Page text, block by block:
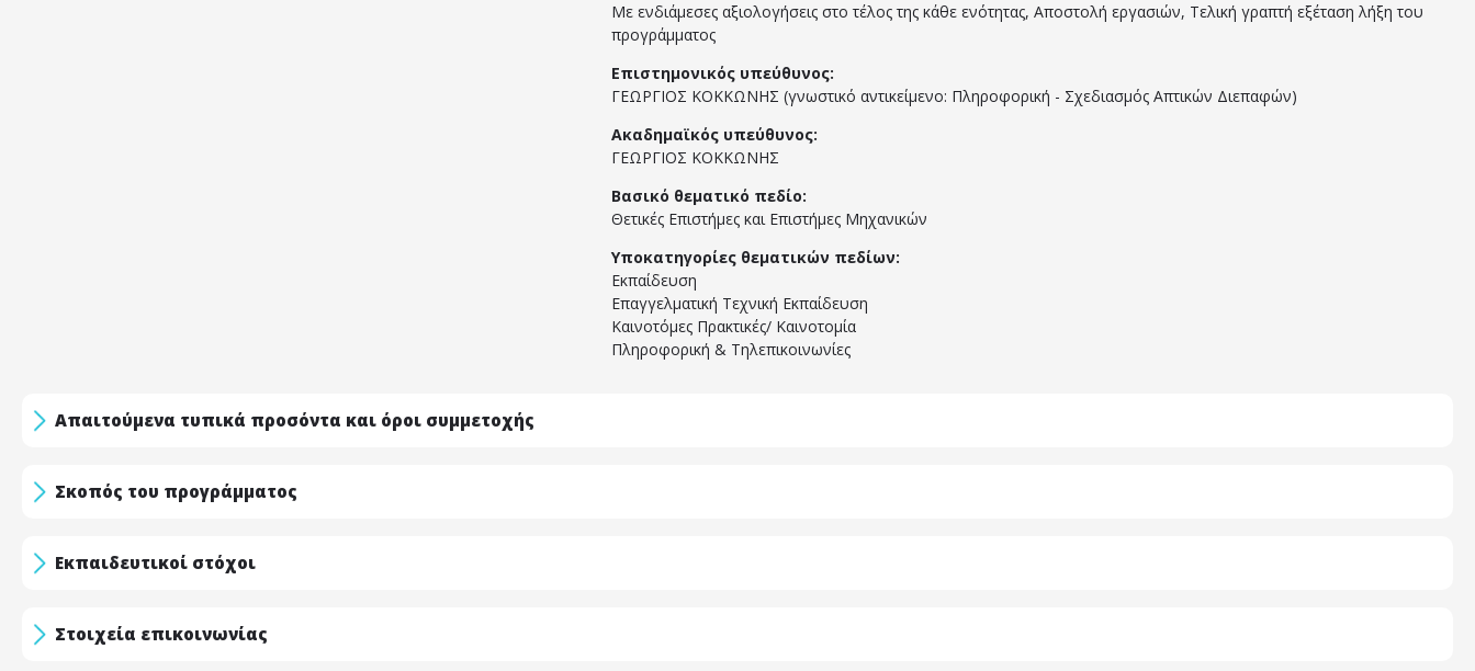
Με ενδιάμεσες αξιολογήσεις στο τέλος της κάθε ενότητας, Αποστολή εργασιών, Τελική γραπτή εξέταση λήξη του
προγράμματος
Επιστημονικός υπεύθυνος:
ΓΕΩΡΓΙΟΣ ΚΟΚΚΩΝΗΣ (γνωστικό αντικείμενο: Πληροφορική - Σχεδιασμός Απτικών Διεπαφών)
Ακαδημαϊκός υπεύθυνος:
ΓΕΩΡΓΙΟΣ ΚΟΚΚΩΝΗΣ
Βασικό θεματικό πεδίο:
Θετικές Επιστήμες και Επιστήμες Μηχανικών
Υποκατηγορίες θεματικών πεδίων:
Εκπαίδευση
Επαγγελματική Τεχνική Εκπαίδευση
Καινοτόμες Πρακτικές/ Καινοτομία
Πληροφορική & Τηλεπικοινωνίες
Απαιτούμενα τυπικά προσόντα και όροι συμμετοχής
Σκοπός του προγράμματος
Εκπαιδευτικοί στόχοι
Στοιχεία επικοινωνίας